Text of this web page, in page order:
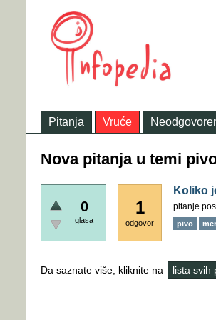
Pitanja Vruće
Nova pitanja u temi
0
glasa
1
odgovor
Koliko
pitanje
pivo
Da saznate više, kliknite na lista svih